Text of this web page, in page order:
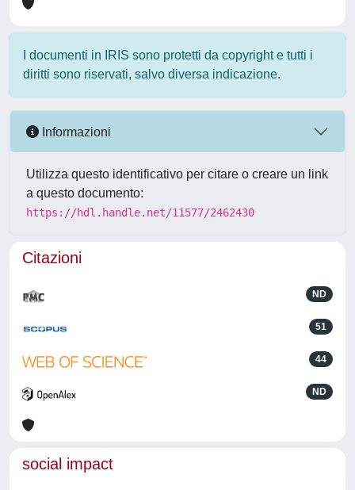
I documenti in IRIS sono protetti da copyright e tutti i
diritti sono riservati, salvo diversa indicazione.
Informazioni
Utilizza questo identificativo per citare o creare un link
a questo documento:
https://hdl.handle.net/11577/2462430
Citazioni
ND
51
44
ND
social impact